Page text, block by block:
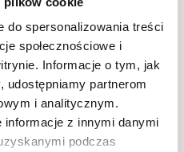
do spersonalizowania treści
społecznościowe i
Informacje o tym, jak
partnerom
i analitycznym.
informacje z innymi danymi
podczas
Cię do